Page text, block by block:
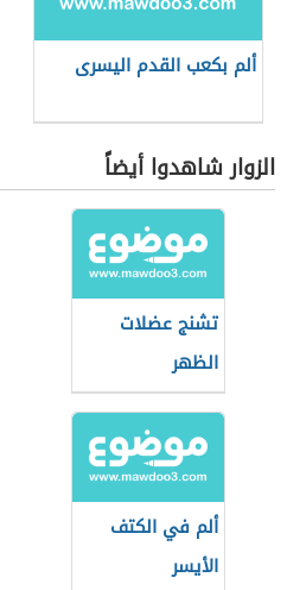
ألم بكعب القدم اليسرى
الزوار شاهدوا أيضاً
تشنج عضلات
الظهر
ألم في الكتف
الأيسر